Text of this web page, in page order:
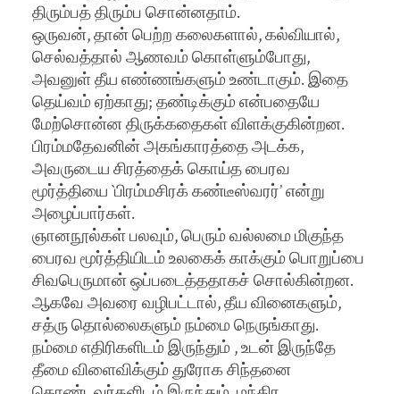
திரும்பத் திரும்ப சொன்னதாம்.
ஒருவன், தான் பெற்ற கலைகளால், கல்வியால்,
செல்வத்தால் ஆணவம் கொள்ளும்போது,
அவனுள் தீய எண்ணங்களும் உண்டாகும். இதை
தெய்வம் ஏற்காது; தண்டிக்கும் என்பதையே
மேற்சொன்ன திருக்கதைகள் விளக்குகின்றன.
பிரம்மதேவனின் அகங்காரத்தை அடக்க,
அவருடைய சிரத்தைக் கொய்த பைரவ
மூர்த்தியை `பிரம்மசிரக் கண்டீஸ்வரர்’ என்று
அழைப்பார்கள்.
ஞானநூல்கள் பலவும், பெரும் வல்லமை மிகுந்த
பைரவ மூர்த்தியிடம் உலகைக் காக்கும் பொறுப்பை
சிவபெருமான் ஒப்படைத்ததாகச் சொல்கின்றன.
ஆகவே அவரை வழிபட்டால், தீய வினைகளும்,
சத்ரு தொல்லைகளும் நம்மை நெருங்காது.
நம்மை எதிரிகளிடம் இருந்தும் , உடன் இருந்தே
தீமை விளைவிக்கும் துரோக சிந்தனை